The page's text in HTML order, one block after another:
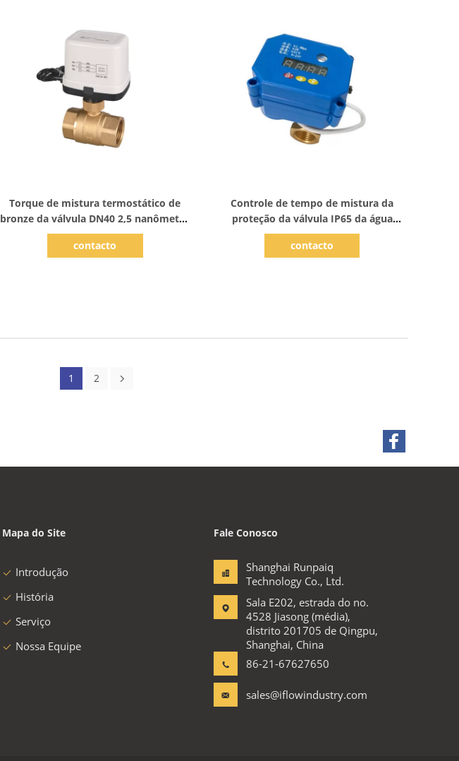
Torque de mistura termostático de
bronze da válvula DN40 2,5 nanômetro
do sistema de aquecimento
contacto
Controle de tempo de mistura da
proteção da válvula IP65 da água
230VAC quente na recirculação fluida
contacto
1 2
Mapa do Site
Introdução
História
Serviço
Nossa Equipe
Fale Conosco
Shanghai Runpaiq
Technology Co., Ltd.
Sala E202, estrada do no.
4528 Jiasong (média),
distrito 201705 de Qingpu,
Shanghai, China
86-21-67627650
sales@iflowindustry.com